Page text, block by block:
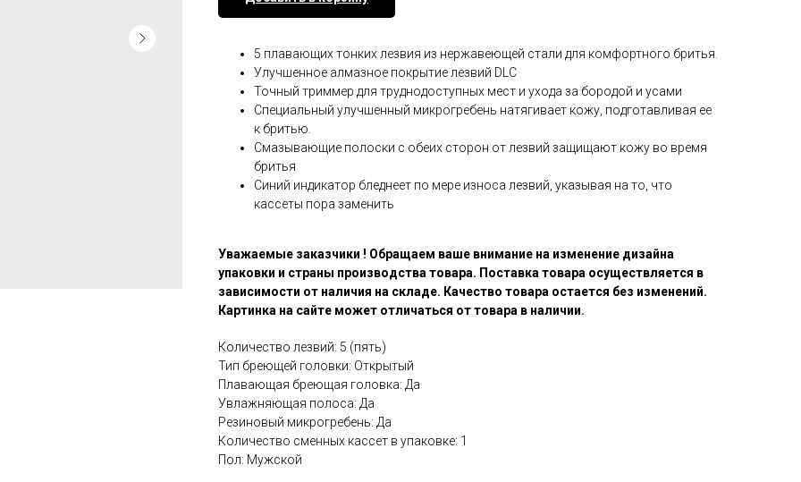
5 плавающих тонких лезвия из нержавеющей стали для комфортного бритья.
Улучшенное алмазное покрытие лезвий DLC
Точный триммер для труднодоступных мест и ухода за бородой и усами
Специальный улучшенный микрогребень натягивает кожу, подготавливая ее
к бритью.
Смазывающие полоски с обеих сторон от лезвий защищают кожу во время
бритья
Синий индикатор бледнеет по мере износа лезвий, указывая на то, что
кассеты пора заменить
Уважаемые заказчики ! Обращаем ваше внимание на изменение дизайна
упаковки и страны производства товара. Поставка товара осуществляется в
зависимости от наличия на складе. Качество товара остается без изменений.
Картинка на сайте может отличаться от товара в наличии.
Количество лезвий: 5 (пять)
Тип бреющей головки: Открытый
Плавающая бреющая головка: Да
Увлажняющая полоса: Да
Резиновый микрогребень: Да
Количество сменных кассет в упаковке: 1
Пол: Мужской